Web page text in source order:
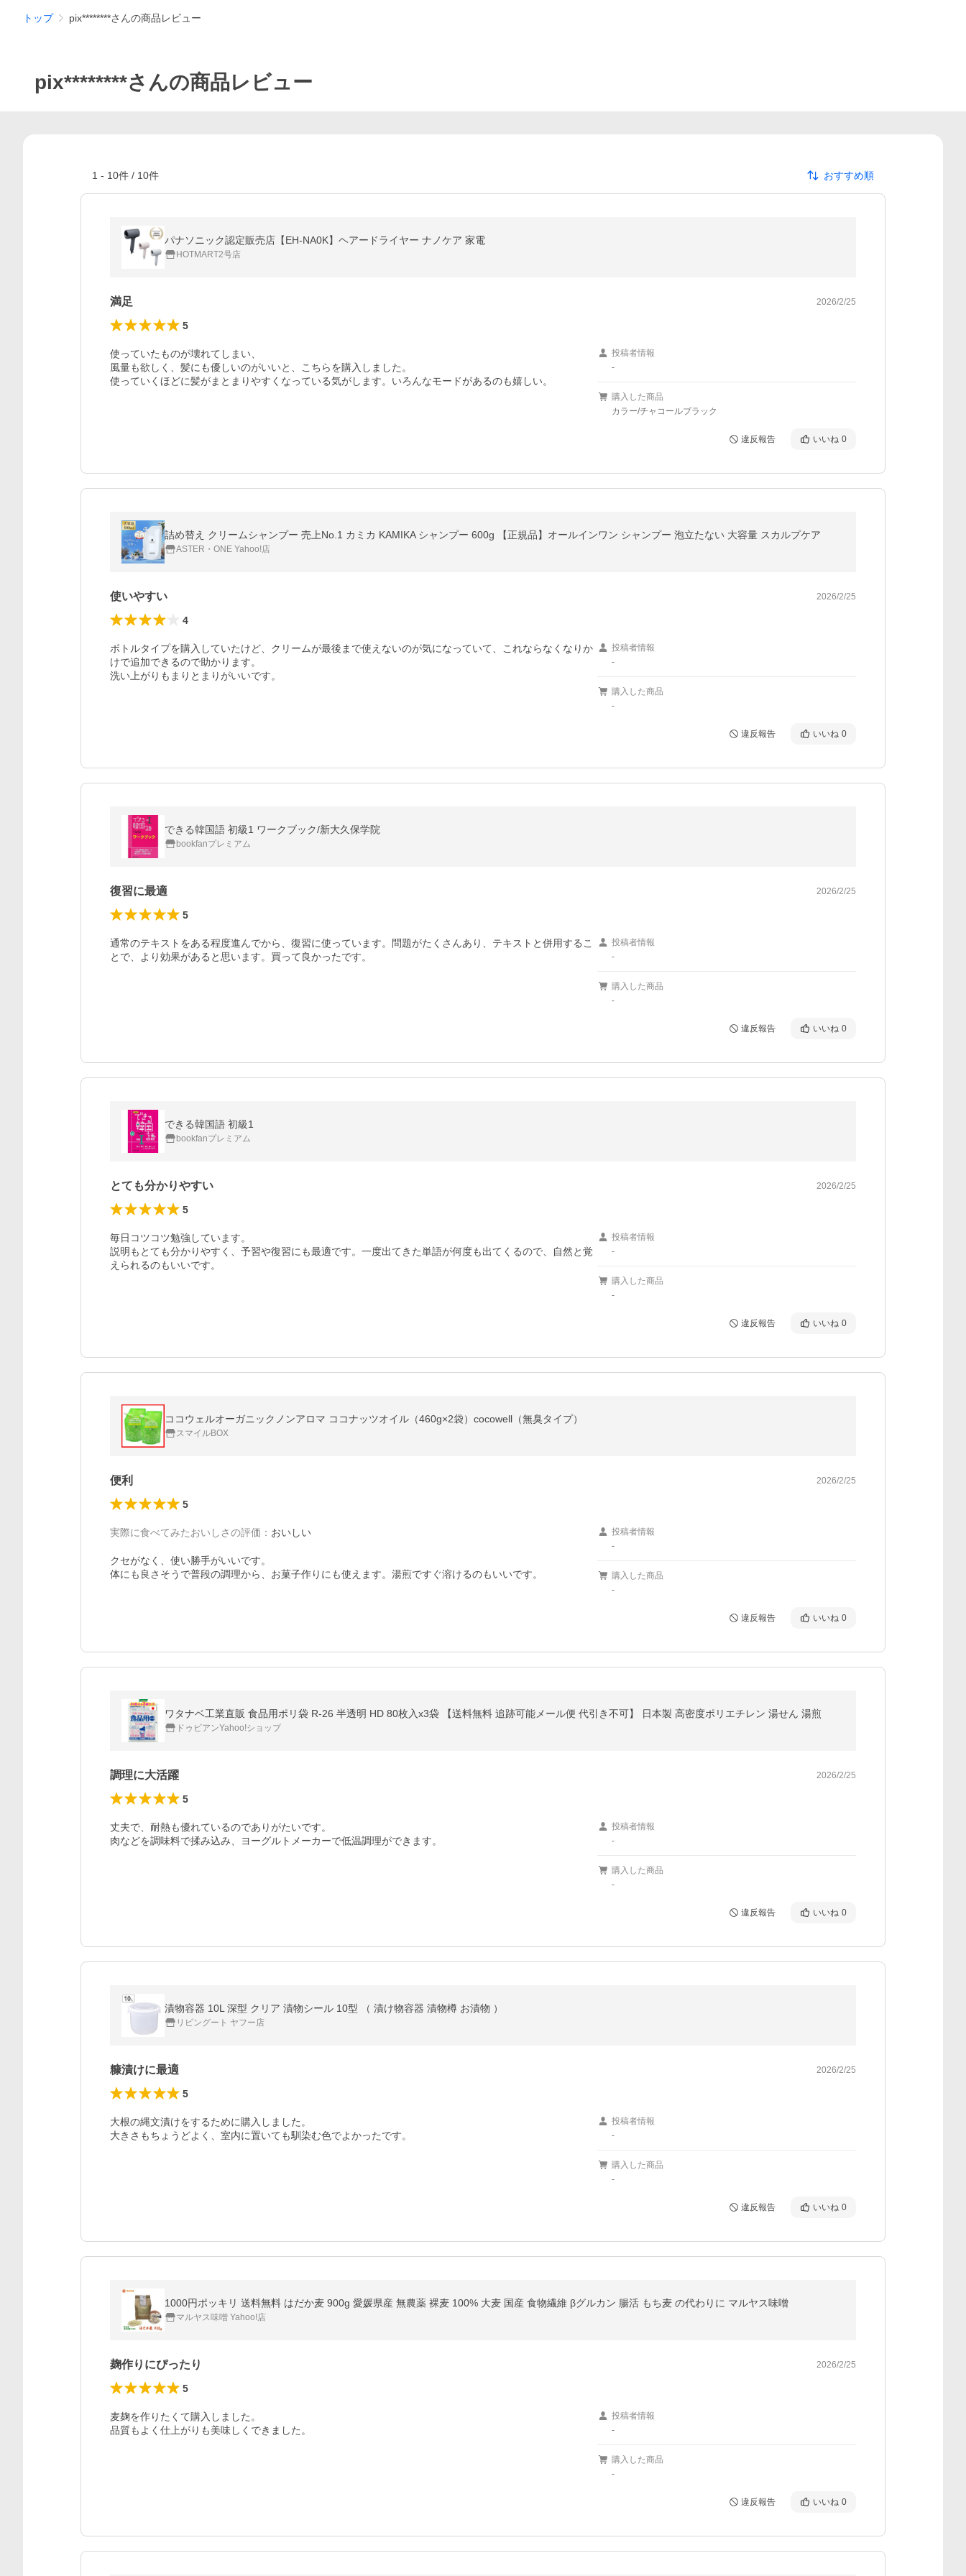
トップ pix********さんの商品レビュー
pix********さんの商品レビュー
1 - 10件 / 10件 おすすめ順
パナソニック認定販売店【EH-NA0K】ヘアードライヤー ナノケア 家電
HOTMART2号店
満足 2026/2/25
5
使っていたものが壊れてしまい、
風量も欲しく、髪にも優しいのがいいと、こちらを購入しました。
使っていくほどに髪がまとまりやすくなっている気がします。いろんなモードがあるのも嬉しい。
投稿者情報
-
購入した商品
カラー/チャコールブラック
違反報告 いいね 0
詰め替え クリームシャンプー 売上No.1 カミカ KAMIKA シャンプー 600g 【正規品】オールインワン シャンプー 泡立たない 大容量 スカルプケア
ASTER・ONE Yahoo!店
使いやすい 2026/2/25
4
ボトルタイプを購入していたけど、クリームが最後まで使えないのが気になっていて、これならなくなりか
けで追加できるので助かります。
洗い上がりもまりとまりがいいです。
投稿者情報
-
購入した商品
-
違反報告 いいね 0
できる韓国語 初級1 ワークブック/新大久保学院
bookfanプレミアム
復習に最適 2026/2/25
5
通常のテキストをある程度進んでから、復習に使っています。問題がたくさんあり、テキストと併用するこ
とで、より効果があると思います。買って良かったです。
投稿者情報
-
購入した商品
-
違反報告 いいね 0
できる韓国語 初級1
bookfanプレミアム
とても分かりやすい 2026/2/25
5
毎日コツコツ勉強しています。
説明もとても分かりやすく、予習や復習にも最適です。一度出てきた単語が何度も出てくるので、自然と覚
えられるのもいいです。
投稿者情報
-
購入した商品
-
違反報告 いいね 0
ココウェルオーガニックノンアロマ ココナッツオイル（460g×2袋）cocowell（無臭タイプ）
スマイルBOX
便利 2026/2/25
5
実際に食べてみたおいしさの評価 ： おいしい
クセがなく、使い勝手がいいです。
体にも良さそうで普段の調理から、お菓子作りにも使えます。湯煎ですぐ溶けるのもいいです。
投稿者情報
-
購入した商品
-
違反報告 いいね 0
ワタナベ工業直販 食品用ポリ袋 R-26 半透明 HD 80枚入x3袋 【送料無料 追跡可能メール便 代引き不可】 日本製 高密度ポリエチレン 湯せん 湯煎
ドゥビアンYahoo!ショップ
調理に大活躍 2026/2/25
5
丈夫で、耐熱も優れているのでありがたいです。
肉などを調味料で揉み込み、ヨーグルトメーカーで低温調理ができます。
投稿者情報
-
購入した商品
-
違反報告 いいね 0
漬物容器 10L 深型 クリア 漬物シール 10型 （ 漬け物容器 漬物樽 お漬物 ）
リビングート ヤフー店
糠漬けに最適 2026/2/25
5
大根の縄文漬けをするために購入しました。
大きさもちょうどよく、室内に置いても馴染む色でよかったです。
投稿者情報
-
購入した商品
-
違反報告 いいね 0
1000円ポッキリ 送料無料 はだか麦 900g 愛媛県産 無農薬 裸麦 100% 大麦 国産 食物繊維 βグルカン 腸活 もち麦 の代わりに マルヤス味噌
マルヤス味噌 Yahoo!店
麹作りにぴったり 2026/2/25
5
麦麹を作りたくて購入しました。
品質もよく仕上がりも美味しくできました。
投稿者情報
-
購入した商品
-
違反報告 いいね 0